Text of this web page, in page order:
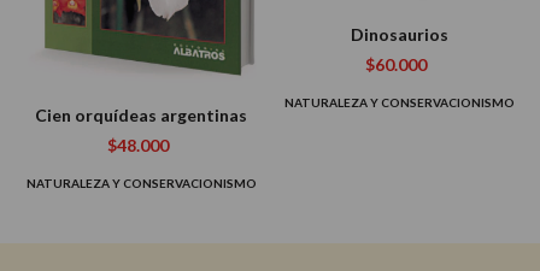
Cien orquídeas argentinas
$48.000
NATURALEZA Y CONSERVACIONISMO
Dinosaurios
$60.000
NATURALEZA Y CONSERVACIONISMO